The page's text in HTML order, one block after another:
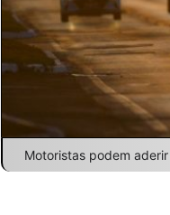
Motoristas podem